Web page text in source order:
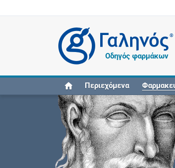
®
Οδηγός φαρμάκων
Περιεχόμενα